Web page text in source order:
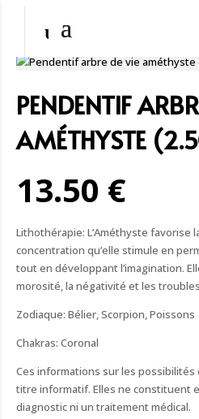
PENDENTIF
AMÉTHYSTE
13.50 €
Lithothérapie: L’Améthyste favorise
concentration qu’elle stimule en
tout en développant l’imagination.
morosité, la négativité et les
Zodiaque: Bélier, Scorpion, Poissons
Chakras: Coronal
Ces informations sur les
titre informatif. Elles ne constituent
diagnostic ni un traitement médical.